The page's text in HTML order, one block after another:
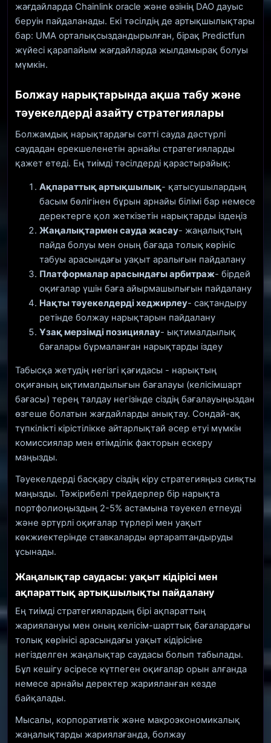
жағдайларда Chainlink oracle және өзінің DAO дауыс
беруін пайдаланады. Екі тәсілдің де артықшылықтары
бар: UMA орталықсыздандырылған, бірақ Predictfun
жүйесі қарапайым жағдайларда жылдамырақ болуы
мүмкін.
Болжау нарықтарында ақша табу және
тәуекелдерді азайту стратегиялары
Болжамдық нарықтардағы сәтті сауда дәстүрлі
саудадан ерекшеленетін арнайы стратегияларды
қажет етеді. Ең тиімді тәсілдерді қарастырайық:
Ақпараттық артықшылық- қатысушылардың
басым бөлігінен бұрын арнайы білімі бар немесе
деректерге қол жеткізетін нарықтарды іздеңіз
Жаңалықтармен сауда жасау- жаңалықтың
пайда болуы мен оның бағада толық көрініс
табуы арасындағы уақыт аралығын пайдалану
Платформалар арасындағы арбитраж- бірдей
оқиғалар үшін баға айырмашылығын пайдалану
Нақты тәуекелдерді хеджирлеу- сақтандыру
ретінде болжау нарықтарын пайдалану
Ұзақ мерзімді позициялау- ықтималдылық
бағалары бұрмаланған нарықтарды іздеу
Табысқа жетудің негізгі қағидасы - нарықтың
оқиғаның ықтималдылығын бағалауы (келісімшарт
бағасы) терең талдау негізінде сіздің бағалауыңыздан
өзгеше болатын жағдайларды анықтау. Сондай-ақ
түпкілікті кірістілікке айтарлықтай әсер етуі мүмкін
комиссиялар мен өтімділік факторын ескеру
маңызды.
Тәуекелдерді басқару сіздің кіру стратегияңыз сияқты
маңызды. Тәжірибелі трейдерлер бір нарықта
портфолиоңыздың 2-5% астамына тәуекел етпеуді
және әртүрлі оқиғалар түрлері мен уақыт
көкжиектерінде ставкаларды әртараптандыруды
ұсынады.
Жаңалықтар саудасы: уақыт кідірісі мен
ақпараттық артықшылықты пайдалану
Ең тиімді стратегиялардың бірі ақпараттың
жариялануы мен оның келісім-шарттық бағалардағы
толық көрінісі арасындағы уақыт кідірісіне
негізделген жаңалықтар саудасы болып табылады.
Бұл кешігу әсіресе күтпеген оқиғалар орын алғанда
немесе арнайы деректер жарияланған кезде
байқалады.
Мысалы, корпоративтік және макроэкономикалық
жаңалықтарды жариялағанда, болжау